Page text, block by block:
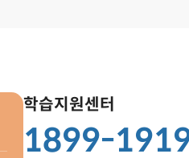
학습지원센터
1899-